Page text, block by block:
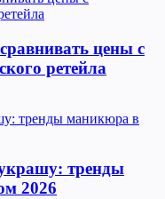
цены с
ретейла
тренды
2026